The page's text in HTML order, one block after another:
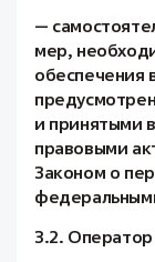
—
мер,
обеспечения
и принятыми
правовыми
Законом о
3.2.